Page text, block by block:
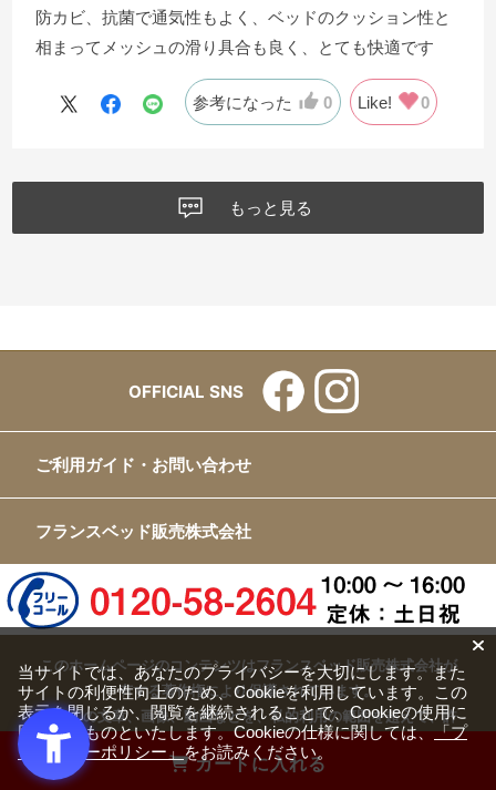
カートに入れる
防カビ、抗菌で通気性もよく、ベッドのクッション性と
相まってメッシュの滑り具合も良く、とても快適です
参考になった 0 Like! 0
もっと見る
OFFICIAL SNS
ご利用ガイド・お問い合わせ
フランスベッド販売株式会社
このホームページのコンテンツはフランスベッド販売株式会社が
有する著作権により保護されています。
すべての文章、画像、動画などを、私的利用の範囲を超えて、許
可なく複製、改変、転載することは禁じられています。
Copyright(c) FRANCEBED Sales Co., ltd. All Rights Reserved.
当サイトでは、あなたのプライバシーを大切にします。また
サイトの利便性向上のため、Cookieを利用しています。この
表示を閉じるか、閲覧を継続されることで、Cookieの使用に
同意するものといたします。Cookieの仕様に関しては、「プ
ライバシーポリシー」をお読みください。